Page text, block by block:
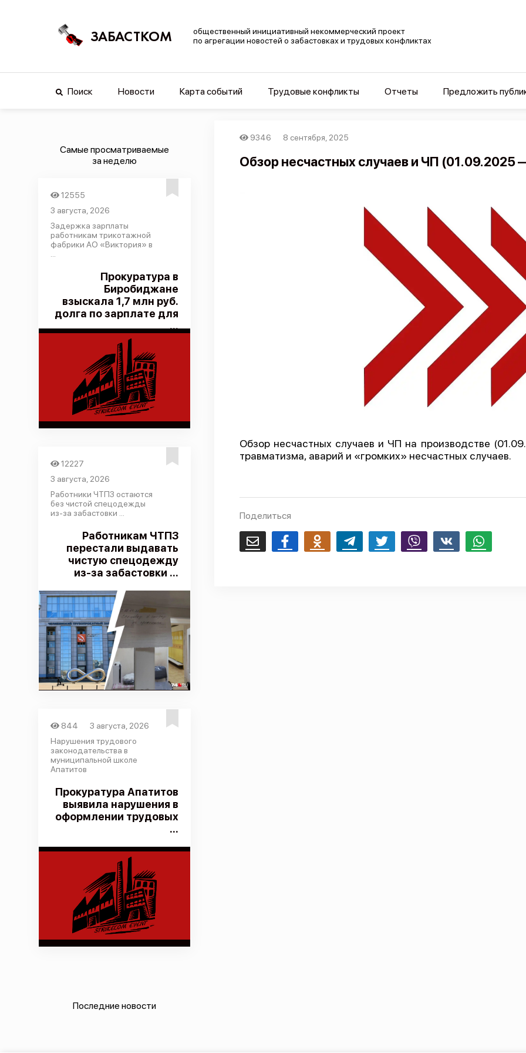
ЗАБАСТКОМ
общественный инициативный некоммерческий проект
по агрегации новостей о забастовках и трудовых конфликтах
Поиск Новости Карта событий Трудовые конфликты Отчеты Предложить
Самые просматриваемые
за неделю
12555
3 августа, 2026
Задержка зарплаты
работникам трикотажной
фабрики АО «Виктория» в
Прокуратура в
Биробиджане
взыскала 1,7 млн руб.
долга по зарплате для
...
12227
3 августа, 2026
Работники ЧТПЗ остаются
без чистой спецодежды
из-за забастовки ...
Работникам ЧТПЗ
перестали выдавать
чистую спецодежду
из-за забастовки ...
844
3 августа, 2026
Нарушения трудового
законодательства в
муниципальной школе
Апатитов
Прокуратура Апатитов
выявила нарушения в
оформлении трудовых
...
Последние новости
9346 8 сентября, 2025
Обзор несчастных случаев и ЧП (01.09.2025
Обзор несчастных случаев и ЧП на производстве
травматизма, аварий и «громких» несчастных случаев.
Поделиться
Email FacebookOdnoklassnikiTelegram Twitter Viber Whatsapp